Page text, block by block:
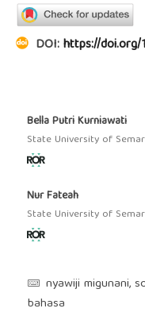
DOI:https://doi.org/
Bella Putri Kurniawati
State University of
Nur Fateah
State University of
nyawiji migunani,
bahasa